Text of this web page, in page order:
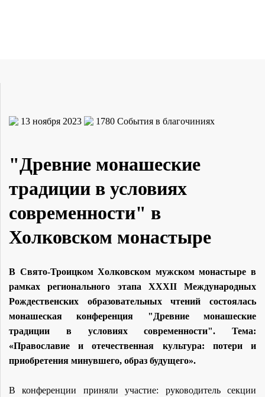
13 ноября 2023 1780 События в благочиниях
"Древние монашеские
традиции в условиях
современности" в
Холковском монастыре
В Свято-Троицком Холковском мужском монастыре в
рамках регионального этапа XXXII Международных
Рождественских образовательных чтений состоялась
монашеская конференция "Древние монашеские
традиции в условиях современности". Тема:
«Православие и отечественная культура: потери и
приобретения минувшего, образ будущего».
В конференции приняли участие: руководитель секции